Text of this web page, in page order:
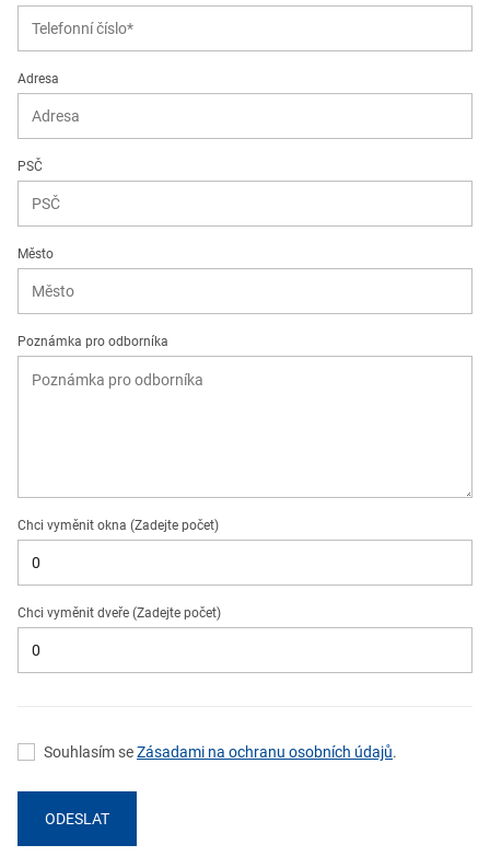
Adresa
PSČ
Město
Poznámka pro odborníka
Chci vyměnit okna (Zadejte počet)
Chci vyměnit dveře (Zadejte počet)
Souhlasím seZásadami na ochranu osobních údajů.
ODESLAT